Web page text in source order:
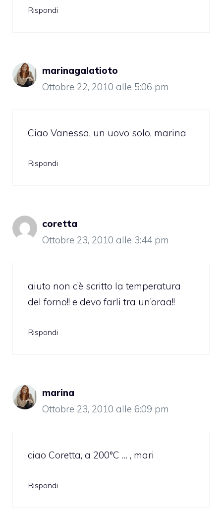
Rispondi
marinagalatioto
Ottobre 22, 2010 alle 5:06 pm
Ciao Vanessa, un uovo solo, marina
Rispondi
coretta
Ottobre 23, 2010 alle 3:44 pm
aiuto non c’è scritto la temperatura
del forno!! e devo farli tra un’oraa!!
Rispondi
marina
Ottobre 23, 2010 alle 6:09 pm
ciao Coretta, a 200°C … , mari
Rispondi